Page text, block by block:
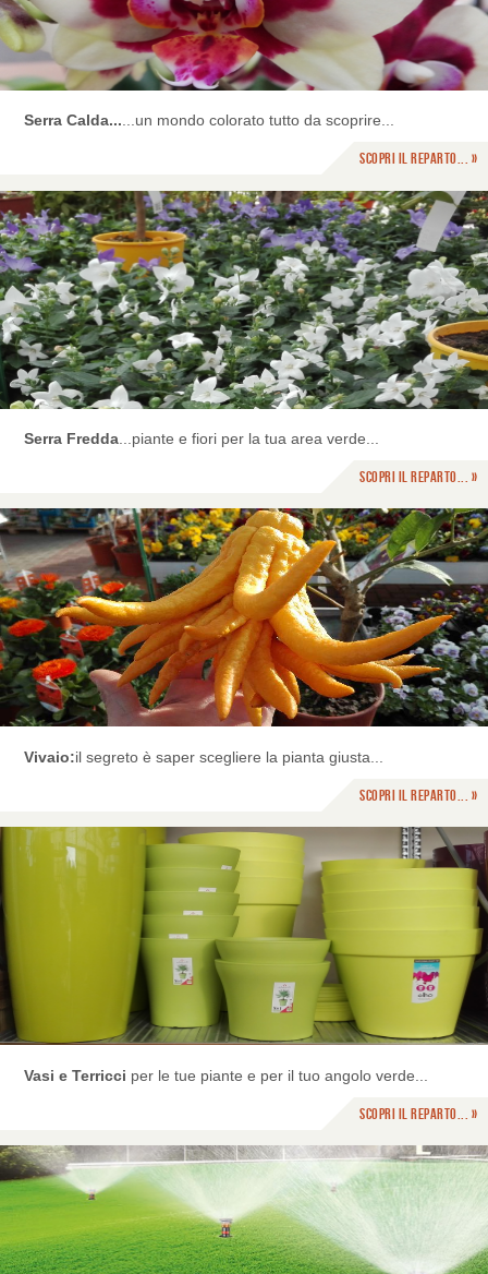
Serra Calda......un mondo colorato tutto da scoprire...
Scopri il reparto... »
Serra Fredda...piante e fiori per la tua area verde...
Scopri il reparto... »
Vivaio:il segreto è saper scegliere la pianta giusta...
Scopri il reparto... »
Vasi e Terricci per le tue piante e per il tuo angolo verde...
Scopri il reparto... »